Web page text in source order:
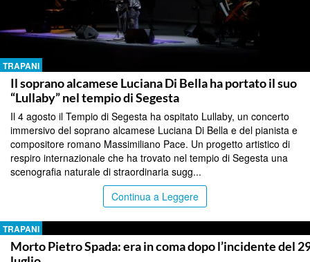
TRAPANI
Il soprano alcamese Luciana Di Bella ha portato il suo
“Lullaby” nel tempio di Segesta
Il 4 agosto il Tempio di Segesta ha ospitato Lullaby, un concerto
immersivo del soprano alcamese Luciana Di Bella e del pianista e
compositore romano Massimiliano Pace. Un progetto artistico di
respiro internazionale che ha trovato nel tempio di Segesta una
scenografia naturale di straordinaria sugg...
Continua a Leggere
TRAPANI
Morto Pietro Spada: era in coma dopo l’incidente del